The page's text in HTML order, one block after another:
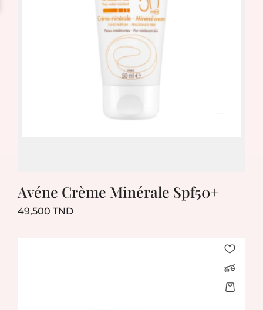
Avéne Crème Minérale Spf50+
49,500 TNDPrix